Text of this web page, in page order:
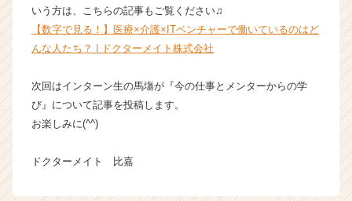
いう方は、こちらの記事もご覧ください♫
【数字で見る！】医療×介護×ITベンチャーで働いているのはど
んな人たち？ | ドクターメイト株式会社
次回はインターン生の馬塲が『今の仕事とメンターからの学
び』について記事を投稿します。
お楽しみに(^^)
ドクターメイト 比嘉